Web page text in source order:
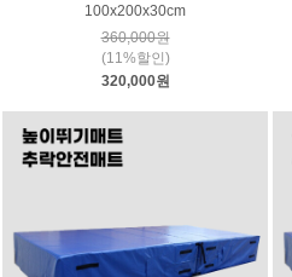
100x200x30cm
360,000원
(11%할인)
320,000원